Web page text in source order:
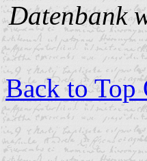
Datenbank
Back to Top